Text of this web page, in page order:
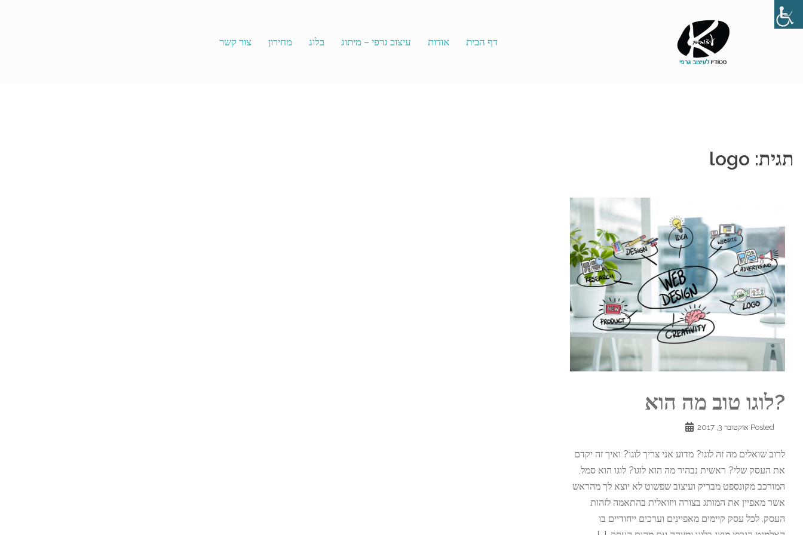
Skip
to
צור קשר מחירון בלוג עיצוב גרפי – מיתוג אודות דף הבית
תגית: logo
?לוגו טוב מה הוא
Posted אוקטובר 3, 2017
לרוב שואלים מה זה לוגו? מדוע אני צריך לוגו? ואיך זה יקדם
את העסק שלי? ראשית נבהיר מה הוא לוגו? לוגו הוא סמל,
המורכב מקונספט מבריק ועיצוב שפשוט לא יוצא לך מהראש
אשר מאפיין את המותג בצורה ויזואלית בהתאמה לזהות
העסק. לכל עסק קיימים מאפיינים וערכים ייחודיים בו